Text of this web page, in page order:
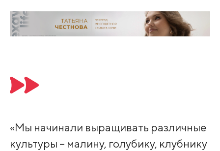
«Мы начинали выращивать различные
культуры – малину, голубику, клубнику